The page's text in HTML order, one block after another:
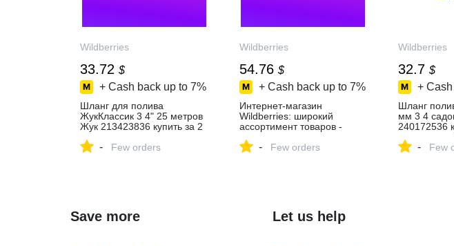
Wildberries
33.72 $
+ Cash back up to 7%
Шланг для полива
ЖукКлассик 3 4" 25 метров
Жук 213423836 купить за 2
Wildberries
- Few orders
Wildberries
54.76 $
+ Cash back up to 7%
Интернет‑магазин
Wildberries: широкий
ассортимент товаров -
- Few orders
Wildberries
32.7 $
+
Шланг
мм 3 4
240172536
Wildberries
- Few
Save more Let us help